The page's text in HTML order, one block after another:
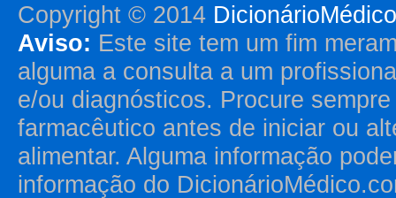
Copyright © 2014
Aviso: Este site tem um fim
alguma a consulta a um
e/ou diagnósticos. Procure
farmacêutico antes de iniciar ou
alimentar. Alguma informação
informação do